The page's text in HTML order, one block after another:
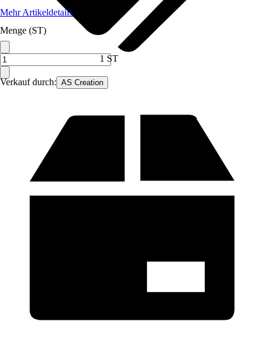
Verkauf durch: AS Creation
Mehr Artikeldetails
Menge (ST)
1 ST